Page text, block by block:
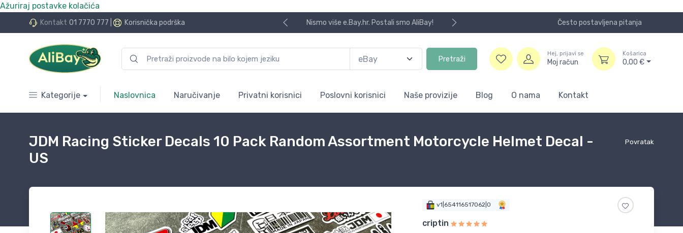
Ažuriraj postavke kolačića
Kontakt 01 7770 777 Korisnička podrška
24 rate bez kamata Nismo više e.Bay.hr. Postali smo AliBay! Često postavljena pitanja
Pretraži
Hej, prijavi se
Moj račun
Košarica
0,00 €
Kategorije Naslovnica Naručivanje Privatni korisnici Poslovni korisnici Naše provizije Blog O nama Kontakt
Povratak
JDM Racing Sticker Decals 10 Pack Random Assortment Motorcycle Helmet Decal -
US
v1|654116517062|0
criptin